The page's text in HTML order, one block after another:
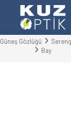
Güneş Gözlüğü
Bay